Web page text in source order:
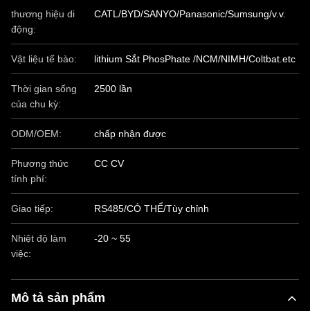
thương hiệu di
động:
CATL/BYD/SANYO/Panasonic/Sumsung/v.v.
Vật liệu tế bào: lithium Sắt PhosPhate /NCM/NIMH/Coltbat.etc
Thời gian sống
của chu kỳ:
2500 lần
ODM/OEM: chấp nhận được
Phương thức
tính phí:
CC CV
Giao tiếp: RS485/CÓ THỂ/Tùy chỉnh
Nhiệt độ làm
việc:
-20 ~ 55
Mô tả sản phẩm